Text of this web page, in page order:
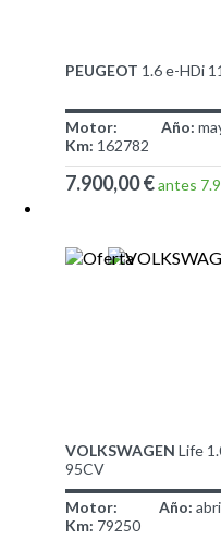
PEUGEOT 1.6 e-HDi
Motor: Año:
Km: 162782
7.900,00 €antes
VOLKSWAGEN Life
95CV
Motor: Año:
Km: 79250